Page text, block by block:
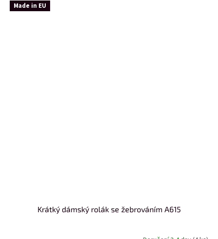
Made in EU
Krátký dámský rolák se žebrováním A615